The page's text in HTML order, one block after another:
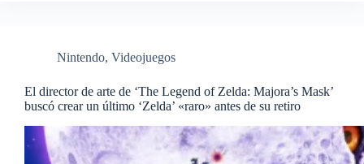
Nintendo, Videojuegos
El director de arte de ‘The Legend of Zelda: Majora’s Mask’
buscó crear un último ‘Zelda’ «raro» antes de su retiro